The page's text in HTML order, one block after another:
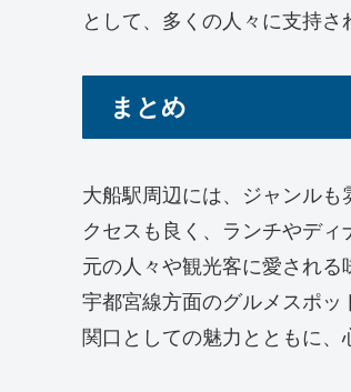
として、多くの人々に支持さ
まとめ
大船駅周辺には、ジャンル
クセスも良く、ランチやデ
元の人々や観光客に愛され
宇都宮線方面のグルメスポ
関口としての魅力とともに、